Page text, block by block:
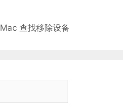
Mac 查找移除设备